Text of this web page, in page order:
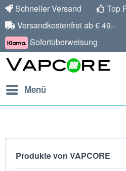
Schneller Versand
Top
Versandkostenfrei ab € 49.-
Sofortüberweisung
Menü
Produkte von VAPCORE